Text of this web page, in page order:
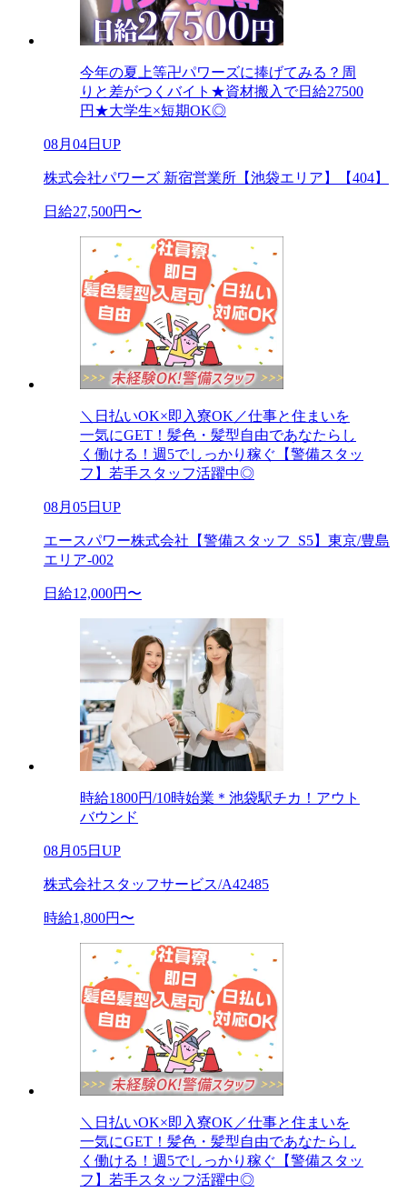
今年の夏上等卍パワーズに捧げてみる？周
りと差がつくバイト★資材搬入で日給27500
円★大学生×短期OK◎
08月04日UP
株式会社パワーズ 新宿営業所【池袋エリア】【404】
日給27,500円〜
＼日払いOK×即入寮OK／仕事と住まいを
一気にGET！髪色・髪型自由であなたらし
く働ける！週5でしっかり稼ぐ【警備スタッ
フ】若手スタッフ活躍中◎
08月05日UP
エースパワー株式会社【警備スタッフ_S5】東京/豊島
エリア-002
日給12,000円〜
時給1800円/10時始業＊池袋駅チカ！アウト
バウンド
08月05日UP
株式会社スタッフサービス/A42485
時給1,800円〜
＼日払いOK×即入寮OK／仕事と住まいを
一気にGET！髪色・髪型自由であなたらし
く働ける！週5でしっかり稼ぐ【警備スタッ
フ】若手スタッフ活躍中◎